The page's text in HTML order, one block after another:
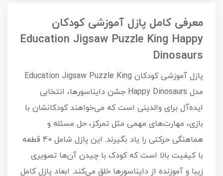
معرفی کامل پازل آموزشی کودکان
Education Jigsaw Puzzle King Happy
Dinosaurs
پازل آموزشی کودکان Education Jigsaw Puzzle King
مدل Happy Dinosaurs جشن دایناسورها، انتخابی
ایده‌آل برای والدینی است که می‌خواهند کودکانشان با
بازی، مهارت‌های مهمی مثل تمرکز، حل مسئله و
هماهنگی حرکتی را یاد بگیرند. این پازل شامل 40 قطعه
با کیفیت بالا است که کودک با چیدن آن‌ها تصویری
زیبا و آموزنده از دایناسورها خلق می‌کند. ابعاد پازل کامل